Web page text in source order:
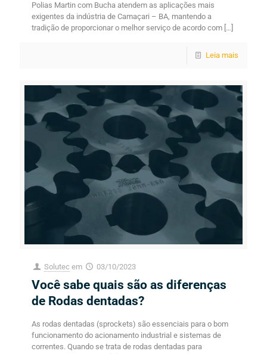
Polias Martin com Bucha atendem as aplicações mais
exigentes da indústria de Camaçari – BA, mantendo a
tradição de proporcionar o melhor serviço de acordo com […]
Leia mais
Solutec em 03/10/2023
Você sabe quais são as diferenças
de Rodas dentadas?
As rodas dentadas (sprockets) são essenciais para o bom
funcionamento do acionamento industrial e sistemas de
correntes. Quando se trata de rodas dentadas para